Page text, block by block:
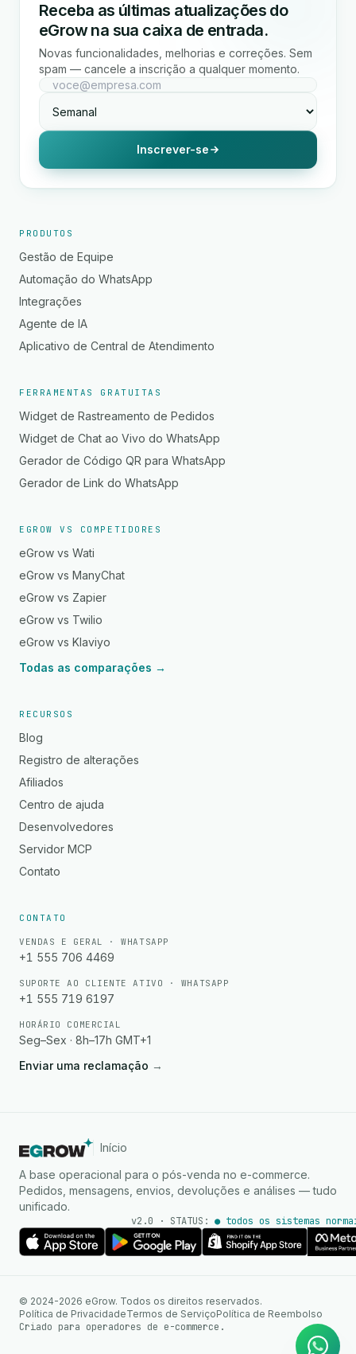
Receba as últimas atualizações do
eGrow na sua caixa de entrada.
Novas funcionalidades, melhorias e correções. Sem
spam — cancele a inscrição a qualquer momento.
Inscrever-se
PRODUTOS
Gestão de Equipe
Automação do WhatsApp
Integrações
Agente de IA
Aplicativo de Central de Atendimento
FERRAMENTAS GRATUITAS
Widget de Rastreamento de Pedidos
Widget de Chat ao Vivo do WhatsApp
Gerador de Código QR para WhatsApp
Gerador de Link do WhatsApp
EGROW VS COMPETIDORES
eGrow vs Wati
eGrow vs ManyChat
eGrow vs Zapier
eGrow vs Twilio
eGrow vs Klaviyo
Todas as comparações →
RECURSOS
Blog
Registro de alterações
Afiliados
Centro de ajuda
Desenvolvedores
Servidor MCP
Contato
CONTATO
VENDAS E GERAL · WHATSAPP
+1 555 706 4469
SUPORTE AO CLIENTE ATIVO · WHATSAPP
+1 555 719 6197
HORÁRIO COMERCIAL
Seg–Sex · 8h–17h GMT+1
Enviar uma reclamação →
Início
A base operacional para o pós-venda no e-commerce.
Pedidos, mensagens, envios, devoluções e análises — tudo
unificado.
v2.0 · STATUS: ● todos os sistemas
© 2024-2026 eGrow. Todos os direitos reservados.
Política de PrivacidadeTermos de ServiçoPolítica de Reembolso
Criado para operadores de e-commerce.
WhatsApp